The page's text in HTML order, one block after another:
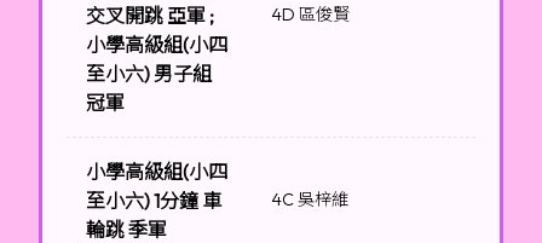
交叉開跳 亞軍 ;
小學高級組(小四
至小六) 男子組
冠軍
4D 區俊賢
小學高級組(小四
至小六) 1分鐘 車
輪跳 季軍
4C 吳梓維